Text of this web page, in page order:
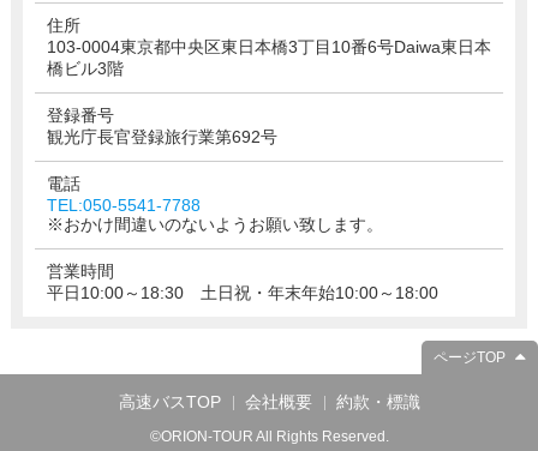
住所
103-0004東京都中央区東日本橋3丁目10番6号Daiwa東日本
橋ビル3階
登録番号
観光庁長官登録旅行業第692号
電話
TEL:050-5541-7788
※おかけ間違いのないようお願い致します。
営業時間
平日10:00～18:30 土日祝・年末年始10:00～18:00
ページTOP
高速バスTOP 会社概要 約款・標識
©ORION-TOUR All Rights Reserved.